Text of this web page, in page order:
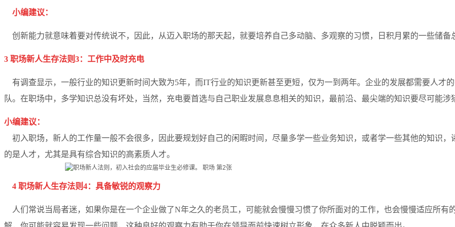
小编建议：
创新能力就意味着要对传统说不，因此，从迈入职场的那天起，就要培养自己多动脑、多观察的习惯，日积月累的一些储备
3 职场新人生存法则3：工作中及时充电
有调查显示，一般行业的知识更新时间大致为5年，而IT行业的知识更新甚至更短，仅为一到两年。企业的发展都需要人才
队。在职场中，多学知识总没有坏处，当然，充电要首选与自己职业发展息息相关的知识，最前沿、最尖端的知识要尽可能涉
小编建议：
初入职场，新人的工作量一般不会很多，因此要规划好自己的闲暇时间，尽量多学一些业务知识，或者学一些其他的知识
的是人才，尤其是具有综合知识的高素质人才。
4 职场新人生存法则4：具备敏锐的观察力
人们常说当局者迷，如果你是在一个企业做了N年之久的老员工，可能就会慢慢习惯了你所面对的工作，也会慢慢适应所有